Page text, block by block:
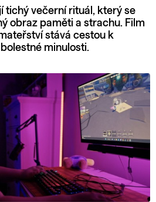
tichý večerní rituál, který se
obraz paměti a strachu. Film
stává cestou k
minulosti.